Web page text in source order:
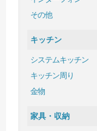
その他
キッチン
システムキッチン
キッチン周り
金物
家具・収納